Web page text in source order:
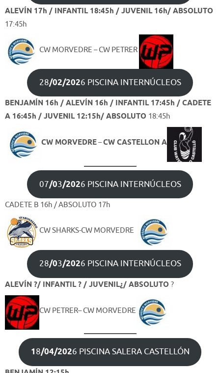
ALEVÍN 17h / INFANTIL 18:45h /JUVENIL 16h/ ABSOLUTO
17:45h
CW MORVEDRE – CW PETRER
28/02/2026 PISCINA INTERNÚCLEOS
BENJAMÍN 16h / ALEVÍN 16h / INFANTIL 17:45h /CADETE
A 16:45h / JUVENIL 12:15h/ ABSOLUTO 18:45h
CW MORVEDRE–CW CASTELLON A
07/03/2026 PISCINA INTERNÚCLEOS
CADETE B 16h / ABSOLUTO 17h
CW SHARKS-CW MORVEDRE
28/03/2026 PISCINA INTERNÚCLEOS
ALEVÍN ?/ INFANTIL ? /JUVENIL¿/ ABSOLUTO ?
CW PETRER– CW MORVEDRE
18/04/2026 PISCINA SALERA CASTELLÓN